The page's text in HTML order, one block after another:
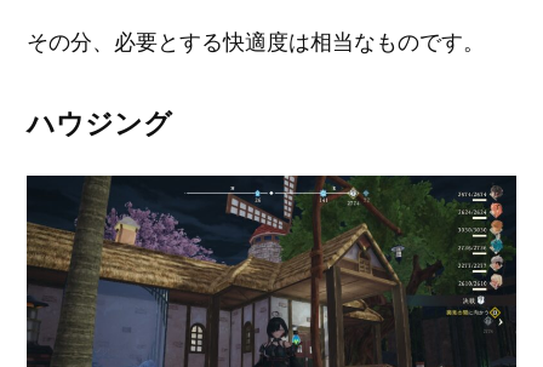
その分、必要とする快適度は相当なものです。
ハウジング